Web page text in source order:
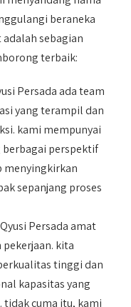
beraneka
sebagian
terbaik:
Persada ada team
yang terampil dan
kami mempunyai
perspektif
menyingkirkan
sepanjang proses
Qyusi Persada amat
kita
tinggi dan
kapasitas yang
cuma itu, kami